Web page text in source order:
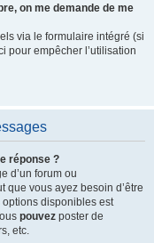
on me demande de me
via le formulaire intégré (si
pour empêcher l’utilisation
réponse ?
d’un forum ou
que vous ayez besoin d’être
disponibles est
pouvez poster de
etc.